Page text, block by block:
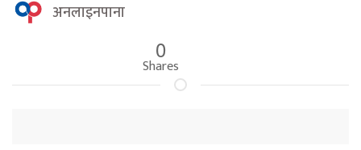
अनलाइनपाना
0
Shares